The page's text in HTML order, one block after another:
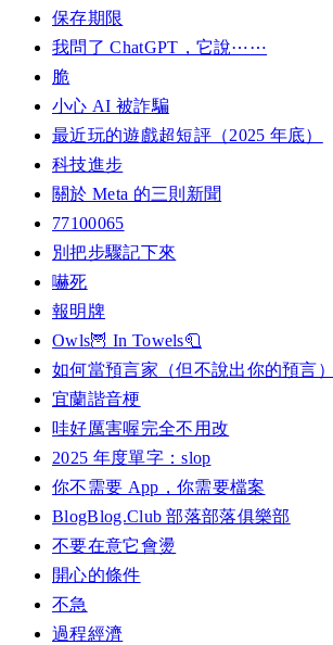
保存期限
我問了 ChatGPT，它說⋯⋯
脆
小心 AI 被詐騙
最近玩的遊戲超短評（2025 年底）
科技進步
關於 Meta 的三則新聞
77100065
別把步驟記下來
嚇死
報明牌
Owls🦉 In Towels🧻
如何當預言家（但不說出你的預言）
宜蘭諧音梗
哇好厲害喔完全不用改
2025 年度單字：slop
你不需要 App，你需要檔案
BlogBlog.Club 部落部落俱樂部
不要在意它會燙
開心的條件
不急
過程經濟